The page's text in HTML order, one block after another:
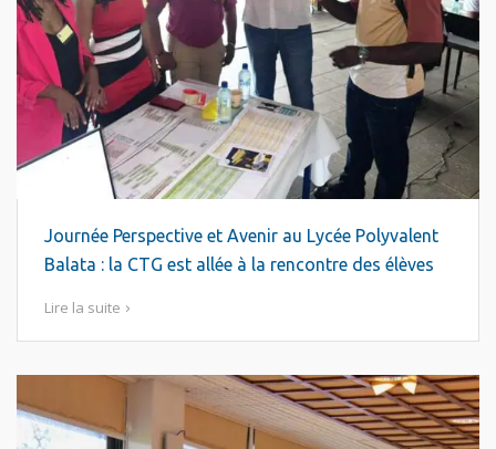
Journée Perspective et Avenir au Lycée Polyvalent
Balata : la CTG est allée à la rencontre des élèves
Lire la suite